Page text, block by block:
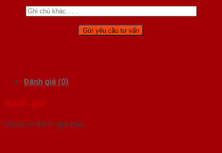
Đánh giá (0)
Đánh giá
Chưa có đánh giá nào.